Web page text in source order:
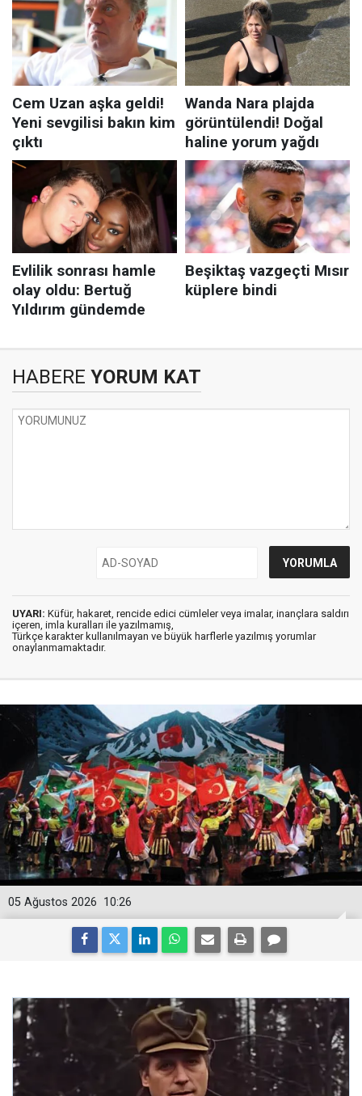
HABERE YORUM KAT
UYARI: Küfür, hakaret, rencide edici cümleler veya imalar, inançlara saldırı
içeren, imla kuralları ile yazılmamış,
Türkçe karakter kullanılmayan ve büyük harflerle yazılmış yorumlar
onaylanmamaktadır.
10:26
05 Ağustos 2026